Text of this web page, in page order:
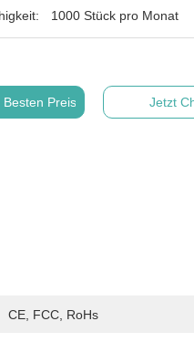
1000 Stück pro Monat
Preis Jetzt
CE, FCC, RoHs